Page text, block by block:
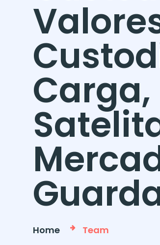
Carga,
Home Team